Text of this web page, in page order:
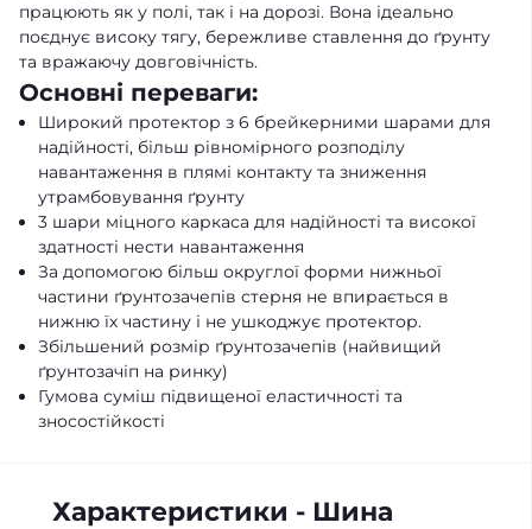
працюють як у полі, так і на дорозі. Вона ідеально
поєднує високу тягу, бережливе ставлення до ґрунту
та вражаючу довговічність.
Основні переваги:
Широкий протектор з 6 брейкерними шарами для
надійності, більш рівномірного розподілу
навантаження в плямі контакту та зниження
утрамбовування ґрунту
3 шари міцного каркаса для надійності та високої
здатності нести навантаження
За допомогою більш округлої форми нижньої
частини ґрунтозачепів стерня не впирається в
нижню їх частину і не ушкоджує протектор.
Збільшений розмір ґрунтозачепів (найвищий
ґрунтозачіп на ринку)
Гумова суміш підвищеної еластичності та
зносостійкості
Характеристики - Шина